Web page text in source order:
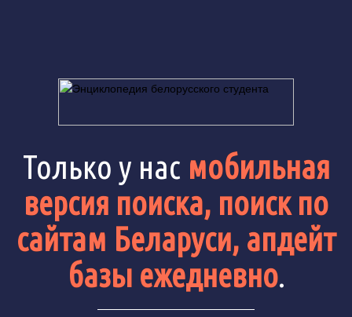
Только у нас мобильная
версия поиска, поиск по
сайтам Беларуси, апдейт
базы ежедневно.